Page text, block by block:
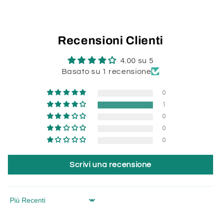
Recensioni Clienti
4.00 su 5
Basato su 1 recensione
0
1
0
0
0
Scrivi una recensione
Sort by